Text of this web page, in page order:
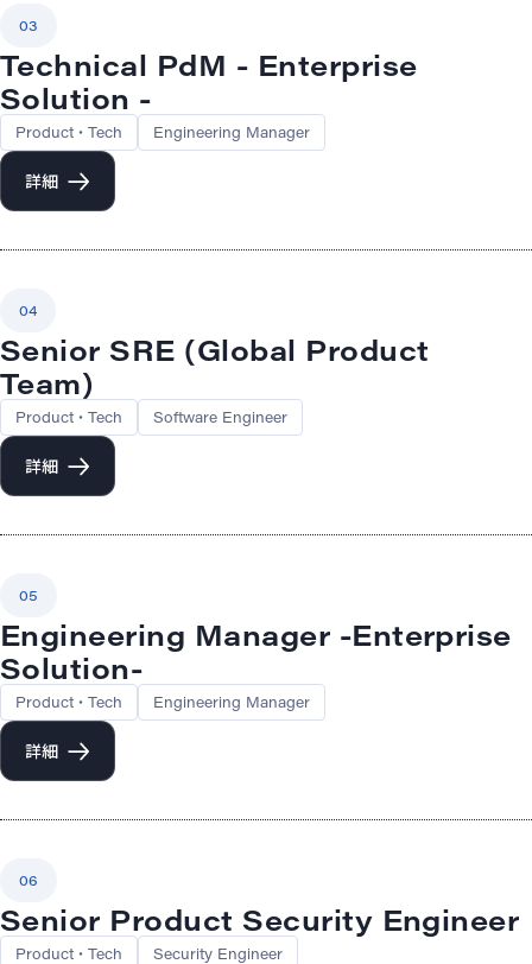
03
Technical PdM - Enterprise
Solution -
Product・Tech Engineering Manager
詳細
04
Senior SRE (Global Product
Team)
Product・Tech Software Engineer
詳細
05
Engineering Manager -Enterprise
Solution-
Product・Tech Engineering Manager
詳細
06
Senior Product Security Engineer
Product・Tech Security Engineer